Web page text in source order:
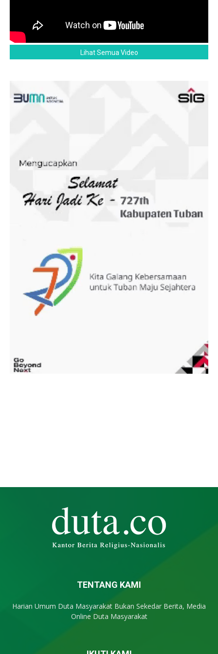
Lihat Semua Video
TENTANG KAMI
Harian Umum Duta Masyarakat Bukan Sekedar Berita, Media
Online Duta Masyarakat